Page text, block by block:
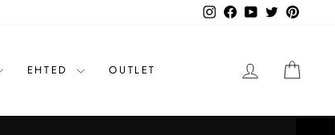
InstagramFacebook
YouTube
Twitter
EHTED OUTLET LOGI SISSE